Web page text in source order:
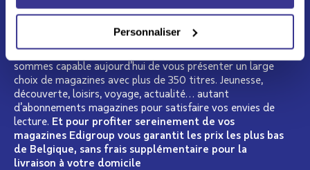
Personnaliser
Depuis plus de 15 ans, Edigroup se présente comme le
dans notre catalogue les plus grands éditeurs de presse
belges, français ou internationaux. C’est pourquoi nous
sommes capable aujourd’hui de vous présenter un large
choix de magazines avec plus de 350 titres. Jeunesse,
découverte, loisirs, voyage, actualité… autant
d’abonnements magazines pour satisfaire vos envies de
lecture. Et pour profiter sereinement de vos
magazines Edigroup vous garantit les prix les plus bas
de Belgique, sans frais supplémentaire pour la
livraison à votre domicile